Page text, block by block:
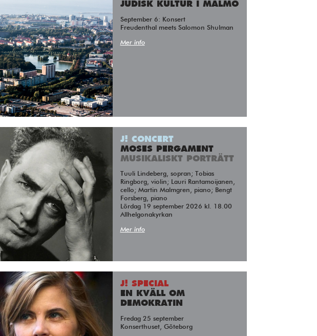
JUDISK KULTUR I MALMÖ
September 6: Konsert
Freudenthal meets Salomon Shulman
Mer info
J! CONCERT
MOSES PERGAMENT
MUSIKALISKT PORTRÄTT
Ringborg, violin; Lauri Rantamoijanen,
cello; Martin Malmgren, piano; Bengt
Forsberg, piano
Lördag 19 september 2026 kl. 18.00
Allhelgonakyrkan
Mer info
J! SPECIAL
EN KVÄLL OM
DEMOKRATIN
Fredag 25 september
Konserthuset, Göteborg